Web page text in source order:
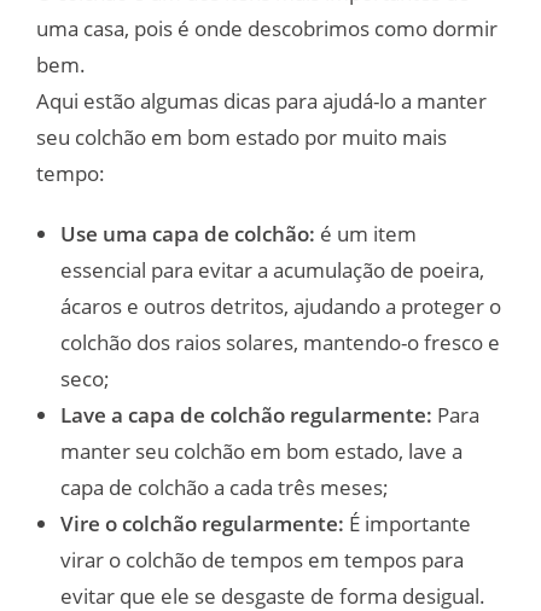
uma casa, pois é onde descobrimos como dormir
bem.
Aqui estão algumas dicas para ajudá-lo a manter
seu colchão em bom estado por muito mais
tempo:
Use uma capa de colchão: é um item
essencial para evitar a acumulação de poeira,
ácaros e outros detritos, ajudando a proteger o
colchão dos raios solares, mantendo-o fresco e
seco;
Lave a capa de colchão regularmente: Para
manter seu colchão em bom estado, lave a
capa de colchão a cada três meses;
Vire o colchão regularmente: É importante
virar o colchão de tempos em tempos para
evitar que ele se desgaste de forma desigual.